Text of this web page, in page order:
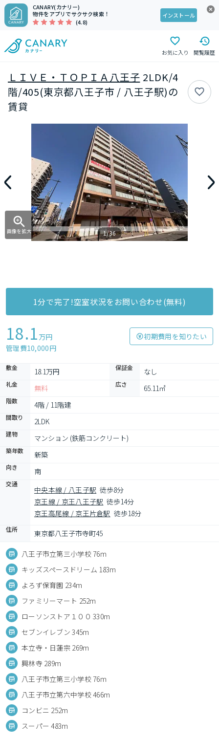
CANARY(カナリー)
物件をアプリでサクサク検索！
(4.8)
インストール
お気に入り 閲覧履歴
ＬＩＶＥ・ＴＯＰＩＡ八王子 2LDK/4
階/405(東京都八王子市 / 八王子駅)の
賃貸
画像を拡大 1/36
1分で完了!空室状況をお問い合わせ(無料)
18.1 万円
管理費10,000円
初期費用を知りたい
敷金 18.1万円 保証金 なし
礼金 無料 広さ 65.11㎡
階数 4階 / 11階建
間取り 2LDK
建物 マンション (鉄筋コンクリート)
築年数 新築
向き 南
交通
中央本線 / 八王子駅 徒歩8分
京王線 / 京王八王子駅 徒歩14分
京王高尾線 / 京王片倉駅 徒歩18分
住所 東京都八王子市寺町45
八王子市立第三小学校 76m
キッズスペースドリーム 183m
よろず保育園 234m
ファミリーマート 252m
ローソンストア１００ 330m
セブンイレブン 345m
本立寺・日蓮宗 269m
興林寺 289m
八王子市立第三小学校 76m
八王子市立第六中学校 466m
コンビニ 252m
スーパー 483m